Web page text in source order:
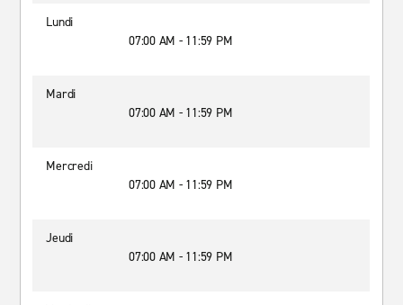
Lundi
07:00 AM - 11:59 PM
Mardi
07:00 AM - 11:59 PM
Mercredi
07:00 AM - 11:59 PM
Jeudi
07:00 AM - 11:59 PM